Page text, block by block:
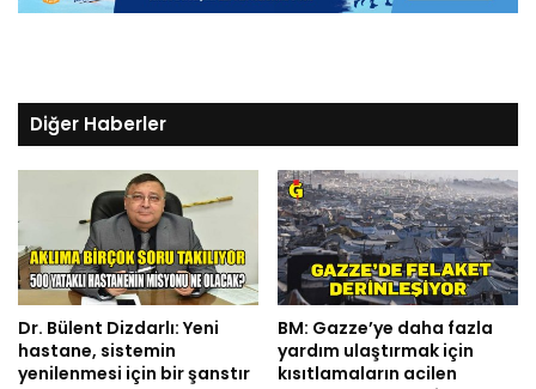
Diğer Haberler
Dr. Bülent Dizdarlı: Yeni
hastane, sistemin
yenilenmesi için bir şanstır
BM: Gazze’ye daha fazla
yardım ulaştırmak için
kısıtlamaların acilen